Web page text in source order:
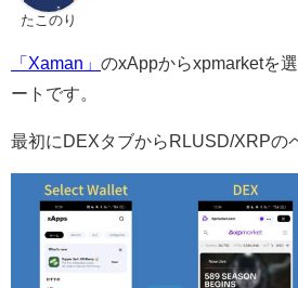
たこのり
「Xaman」 のxAppからxpmarketを
ートです。
最初にDEXタブからRLUSD/XRPの